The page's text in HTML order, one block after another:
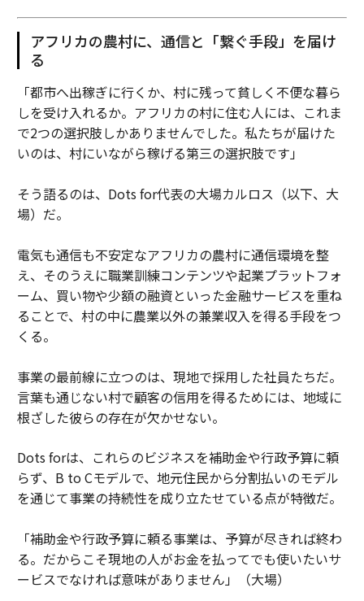
アフリカの農村に、通信と「繋ぐ手段」を届け
る
「都市へ出稼ぎに行くか、村に残って貧しく不便な暮ら
しを受け入れるか。アフリカの村に住む人には、これま
で2つの選択肢しかありませんでした。私たちが届けた
いのは、村にいながら稼げる第三の選択肢です」
そう語るのは、Dots for代表の大場カルロス（以下、大
場）だ。
電気も通信も不安定なアフリカの農村に通信環境を整
え、そのうえに職業訓練コンテンツや起業プラットフォ
ーム、買い物や少額の融資といった金融サービスを重ね
ることで、村の中に農業以外の兼業収入を得る手段をつ
くる。
事業の最前線に立つのは、現地で採用した社員たちだ。
言葉も通じない村で顧客の信用を得るためには、地域に
根ざした彼らの存在が欠かせない。
Dots forは、これらのビジネスを補助金や行政予算に頼
らず、B to Cモデルで、地元住民から分割払いのモデル
を通じて事業の持続性を成り立たせている点が特徴だ。
「補助金や行政予算に頼る事業は、予算が尽きれば終わ
る。だからこそ現地の人がお金を払ってでも使いたいサ
ービスでなければ意味がありません」（大場）